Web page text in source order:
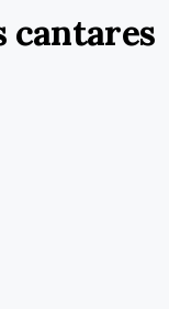
cantares